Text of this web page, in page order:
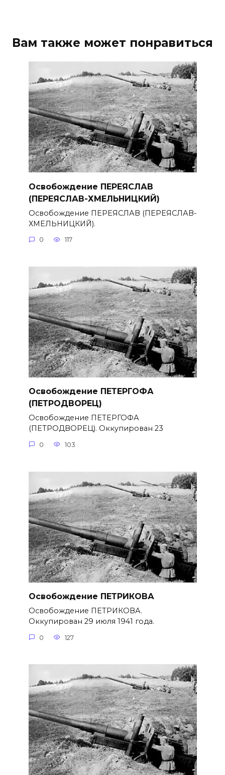
Вам также может понравиться
Освобождение ПЕРЕЯСЛАВ
(ПЕРЕЯСЛАВ-ХМЕЛЬНИЦКИЙ)
Освобождение ПЕРЕЯСЛАВ (ПЕРЕЯСЛАВ-
ХМЕЛЬНИЦКИЙ).
0 117
Освобождение ПЕТЕРГОФА
(ПЕТРОДВОРЕЦ)
Освобождение ПЕТЕРГОФА
(ПЕТРОДВОРЕЦ). Оккупирован 23
0 103
Освобождение ПЕТРИКОВА
Освобождение ПЕТРИКОВА.
Оккупирован 29 июля 1941 года.
0 127